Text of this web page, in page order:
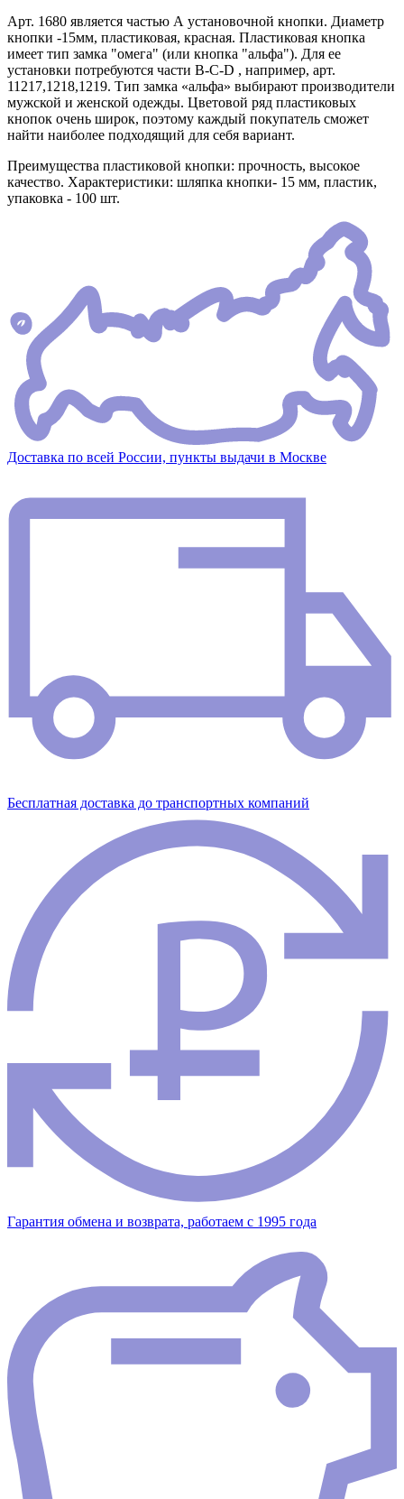
Арт. 1680 является частью А установочной кнопки. Диаметр
кнопки -15мм, пластиковая, красная. Пластиковая кнопка
имеет тип замка "омега" (или кнопка "альфа"). Для ее
установки потребуются части В-C-D , например, арт.
11217,1218,1219. Тип замка «альфа» выбирают производители
мужской и женской одежды. Цветовой ряд пластиковых
кнопок очень широк, поэтому каждый покупатель сможет
найти наиболее подходящий для себя вариант.
Преимущества пластиковой кнопки: прочность, высокое
качество. Характеристики: шляпка кнопки- 15 мм, пластик,
упаковка - 100 шт.
Доставка по всей России, пункты выдачи в Москве
Бесплатная доставка до транспортных компаний
Гарантия обмена и возврата, работаем с 1995 года